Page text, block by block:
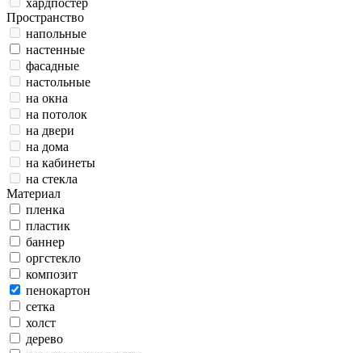
хардпостер
Пространство
напольные
настенные
фасадные
настольные
на окна
на потолок
на двери
на дома
на кабинеты
на стекла
Материал
пленка
пластик
баннер
оргстекло
композит
пенокартон
сетка
холст
дерево